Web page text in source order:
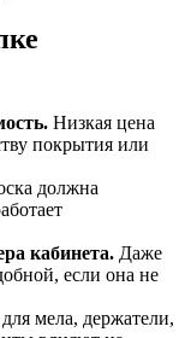
Низкая цена
покрытия или
должна
кабинета. Даже
если она не
мела, держатели,